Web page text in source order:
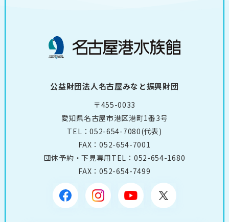
公益財団法人名古屋みなと振興財団
〒455-0033
愛知県名古屋市港区港町1番3号
TEL：052-654-7080(代表)
FAX：052-654-7001
団体予約・下見専用TEL： 052-654-1680
FAX：052-654-7499